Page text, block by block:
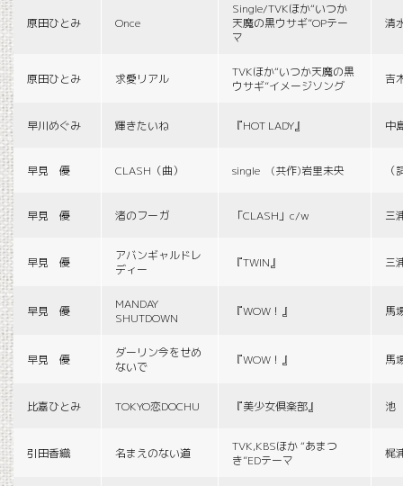
原田ひとみ Once
Single/TVKほか“いつか
天魔の黒ウサギ”OPテー
マ
清
原田ひとみ 求愛リアル
TVKほか“いつか天魔の黒
ウサギ”イメージソング
吉
早川めぐみ 輝きたいね 『HOT LADY』 中
早見 優 CLASH（曲） single (共作)岩里未央
早見 優 渚のフーガ 「CLASH」c/w 三
早見 優
アバンギャルドレ
ディー
『TWIN』 三
早見 優
MANDAY
SHUTDOWN
『WOW！』 馬
早見 優
ダーリン今をせめ
ないで
『WOW！』 馬
比嘉ひとみ TOKYO恋DOCHU 『美少女倶楽部』 池
引田香織 名まえのない道
TVK,KBSほか “あまつ
き”EDテーマ
梶